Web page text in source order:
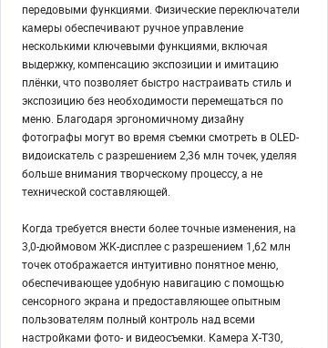
передовыми функциями. Физические переключатели
камеры обеспечивают ручное управление
несколькими ключевыми функциями, включая
выдержку, компенсацию экспозиции и имитацию
плёнки, что позволяет быстро настраивать стиль и
экспозицию без необходимости перемещаться по
меню. Благодаря эргономичному дизайну
фотографы могут во время съемки смотреть в OLED-
видоискатель с разрешением 2,36 млн точек, уделяя
больше внимания творческому процессу, а не
технической составляющей.
Когда требуется внести более точные изменения, на
3,0-дюймовом ЖК-дисплее с разрешением 1,62 млн
точек отображается интуитивно понятное меню,
обеспечивающее удобную навигацию с помощью
сенсорного экрана и предоставляющее опытным
пользователям полный контроль над всеми
настройками фото- и видеосъемки. Камера X-T30,